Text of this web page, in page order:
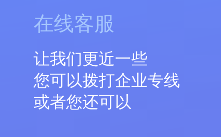
在线客服
让我们更近一些
您可以拨打企业专线
或者您还可以